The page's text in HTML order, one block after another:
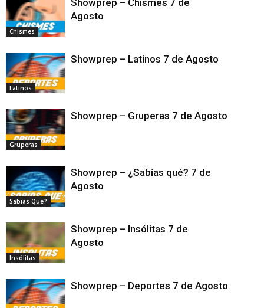
Chismes
Showprep – Chismes 7 de
Agosto
Latinos
Showprep – Latinos 7 de Agosto
Gruperas
Showprep – Gruperas 7 de Agosto
Sabias Que?
Showprep – ¿Sabías qué? 7 de
Agosto
Insólitas
Showprep – Insólitas 7 de
Agosto
Showprep – Deportes 7 de Agosto